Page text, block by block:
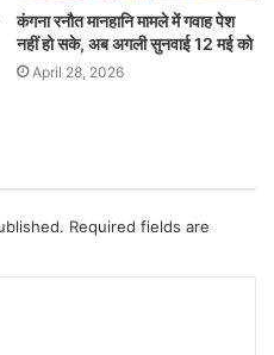
कंगना रनौत मानहानि मामले में गवाह पेश
नहीं हो सके, अब अगली सुनवाई 12 मई को
April 28, 2026
Required fields are